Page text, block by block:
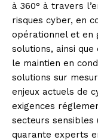
à 360° à travers
risques cyber, en
opérationnel et en
solutions, ainsi
le maintien en
solutions sur
enjeux actuels de
exigences
secteurs sensibles
quarante experts